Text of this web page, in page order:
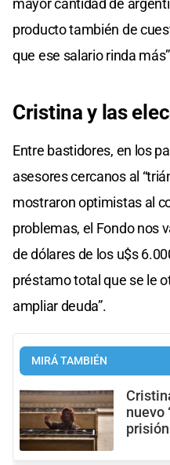
mayor cantidad de
producto también de
que ese salario rinda
Cristina y las
Entre bastidores, en los
asesores cercanos al
mostraron optimistas al
problemas, el Fondo nos
de dólares de los u$s
préstamo total que se le
ampliar deuda”.
MIRÁ TAMBIÉN
nuevo